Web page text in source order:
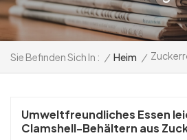
Sie Befinden Sich In : / Heim /
Umweltfreundliches Essen
Clamshell-Behältern aus